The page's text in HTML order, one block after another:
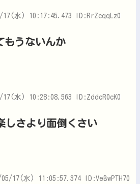
17(水) 10:17:45.473 ID:RrZcqqLz0
もうないんか
17(水) 10:28:08.563 ID:ZddcR0cK0
しさより面倒くさい
05/17(水) 11:05:57.374 ID:VeBwPTH70